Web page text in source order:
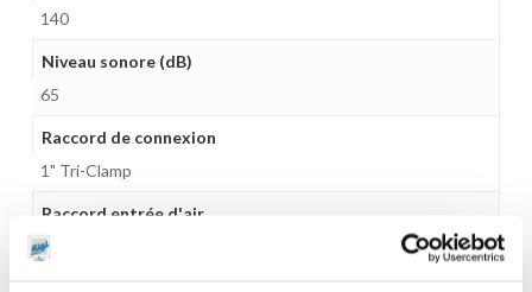
140
Niveau sonore (dB)
65
Raccord de connexion
1" Tri-Clamp
Raccord entrée d'air
1/4" Gaz (F)